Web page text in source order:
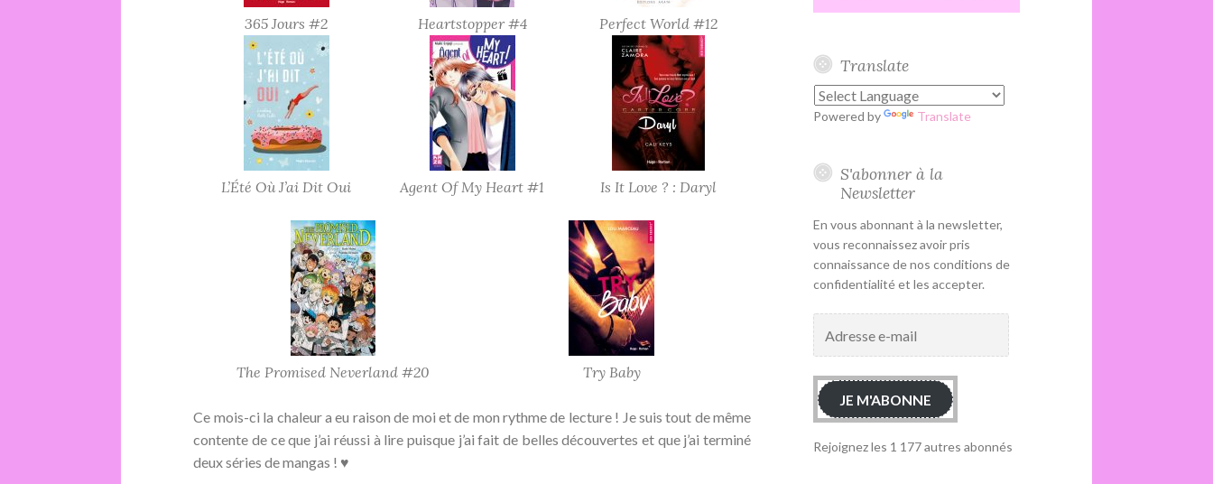
365 Jours #2 Heartstopper #4 Perfect World #12
L’Été Où J’ai Dit Oui Agent Of My Heart #1 Is It Love ? : Daryl
The Promised Neverland #20 Try Baby
Ce mois-ci la chaleur a eu raison de moi et de mon rythme de lecture ! Je suis tout de même
contente de ce que j’ai réussi à lire puisque j’ai fait de belles découvertes et que j’ai terminé
deux séries de mangas ! ♥
Translate
Powered by Translate
S'abonner à la
Newsletter
En vous abonnant à la newsletter,
vous reconnaissez avoir pris
connaissance de nos conditions de
confidentialité et les accepter.
mail
JE M'ABONNE
Rejoignez les 1 177 autres abonnés